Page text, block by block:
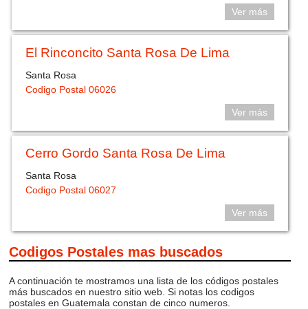
Ver más
El Rinconcito Santa Rosa De Lima
Santa Rosa
Codigo Postal 06026
Ver más
Cerro Gordo Santa Rosa De Lima
Santa Rosa
Codigo Postal 06027
Ver más
Codigos Postales mas buscados
A continuación te mostramos una lista de los códigos postales
más buscados en nuestro sitio web. Si notas los codigos
postales en Guatemala constan de cinco numeros.